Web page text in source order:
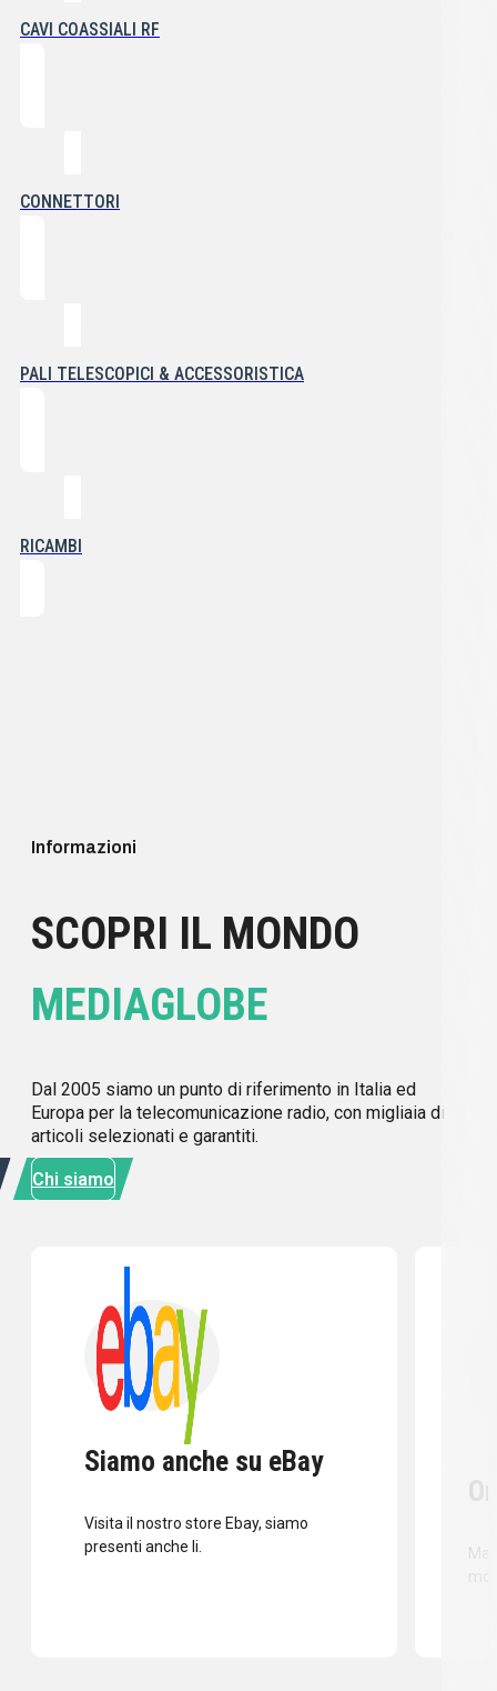
CAVI COASSIALI RF
CONNETTORI
PALI TELESCOPICI & ACCESSORISTICA
RICAMBI
Informazioni
SCOPRI IL MONDO
MEDIAGLOBE
Dal 2005 siamo un punto di riferimento in Italia ed
Europa per la telecomunicazione radio, con migliaia di
articoli selezionati e garantiti.
Chi siamo
Siamo anche su eBay
Visita il nostro store Ebay, siamo
presenti anche li.